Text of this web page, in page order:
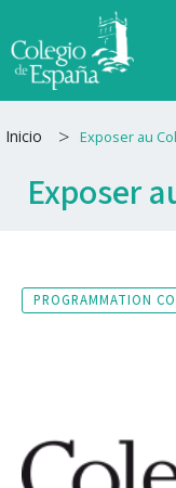
au
contenu
Inicio > Exposer au
Exposer
PROGRAMMATION